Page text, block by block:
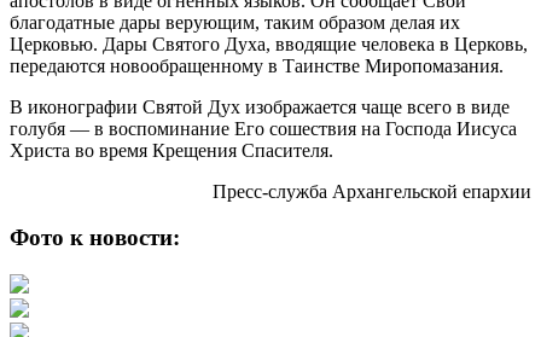
благодатные дары верующим, таким образом делая их
Церковью. Дары Святого Духа, вводящие человека в Церковь,
передаются новообращенному в Таинстве Миропомазания.
В иконографии Святой Дух изображается чаще всего в виде
голубя — в воспоминание Его сошествия на Господа Иисуса
Христа во время Крещения Спасителя.
Пресс-служба Архангельской епархии
Фото к новости: